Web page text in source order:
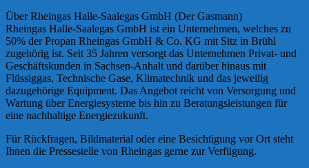
Über Rheingas Halle-Saalegas GmbH (Der Gasmann)
Rheingas Halle-Saalegas GmbH ist ein Unternehmen, welches zu
50% der Propan Rheingas GmbH & Co. KG mit Sitz in Brühl
zugehörig ist. Seit 35 Jahren versorgt das Unternehmen Privat- und
Geschäftskunden in Sachsen-Anhalt und darüber hinaus mit
Flüssiggas, Technische Gase, Klimatechnik und das jeweilig
dazugehörige Equipment. Das Angebot reicht von Versorgung und
Wartung über Energiesysteme bis hin zu Beratungsleistungen für
eine nachhaltige Energiezukunft.
Für Rückfragen, Bildmaterial oder eine Besichtigung vor Ort steht
Ihnen die Pressestelle von Rheingas gerne zur Verfügung.